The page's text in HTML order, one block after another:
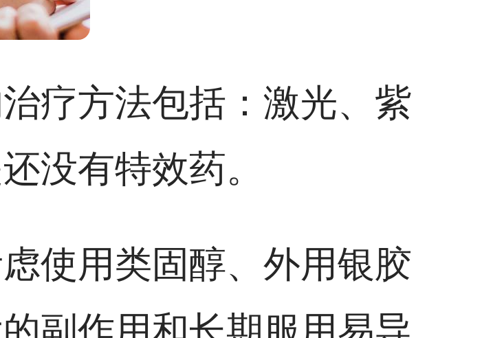
疗方法包括：激光、紫
没有特效药。
使用类固醇、外用银胶